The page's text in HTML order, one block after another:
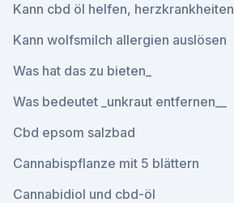
Kann cbd öl helfen, herzkrankheiten
Kann wolfsmilch allergien auslösen
Was hat das zu bieten_
Was bedeutet _unkraut entfernen__
Cbd epsom salzbad
Cannabispflanze mit 5 blättern
Cannabidiol und cbd-öl